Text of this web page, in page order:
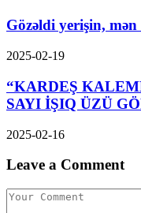
Gözəldi yerişin,
2025-02-19
“KARDEŞ
SAYI İŞIQ ÜZÜ
2025-02-16
Leave a Comment